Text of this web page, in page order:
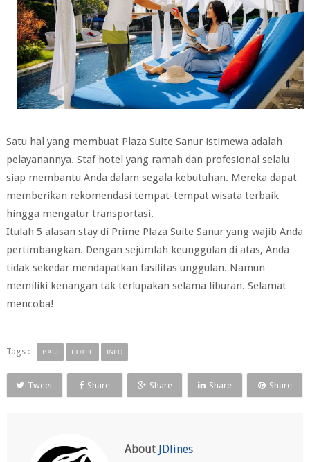
Satu hal yang membuat Plaza Suite Sanur istimewa adalah
pelayanannya. Staf hotel yang ramah dan profesional selalu
siap membantu Anda dalam segala kebutuhan. Mereka dapat
memberikan rekomendasi tempat-tempat wisata terbaik
hingga mengatur transportasi.
Itulah 5 alasan stay di Prime Plaza Suite Sanur yang wajib Anda
pertimbangkan. Dengan sejumlah keunggulan di atas, Anda
tidak sekedar mendapatkan fasilitas unggulan. Namun
memiliki kenangan tak terlupakan selama liburan. Selamat
mencoba!
Tags : BALI HOTEL INFO
Tweet Share Share Share Share
About JDlines